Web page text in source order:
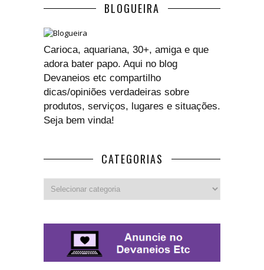
BLOGUEIRA
Carioca, aquariana, 30+, amiga e que
adora bater papo. Aqui no blog
Devaneios etc compartilho
dicas/opiniões verdadeiras sobre
produtos, serviços, lugares e situações.
Seja bem vinda!
CATEGORIAS